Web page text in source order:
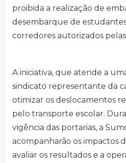
proibida a realização de
desembarque de estudantes
corredores autorizados
A iniciativa, que atende a
sindicato representante da
otimizar os deslocamentos
pelo transporte escolar.
vigência das portarias, a
acompanharão os impactos
avaliar os resultados e a